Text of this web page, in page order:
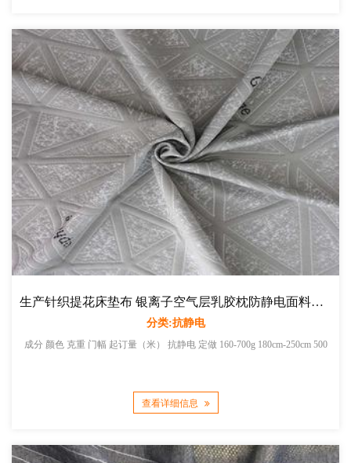
生产针织提花床垫布 银离子空气层乳胶枕防静电面料厂家直销
分类:抗静电
成分 颜色 克重 门幅 起订量（米） 抗静电 定做 160-700g 180cm-250cm 500
查看详细信息